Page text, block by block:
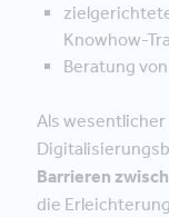
Knowhow-
Beratung
Als
Barrieren
die